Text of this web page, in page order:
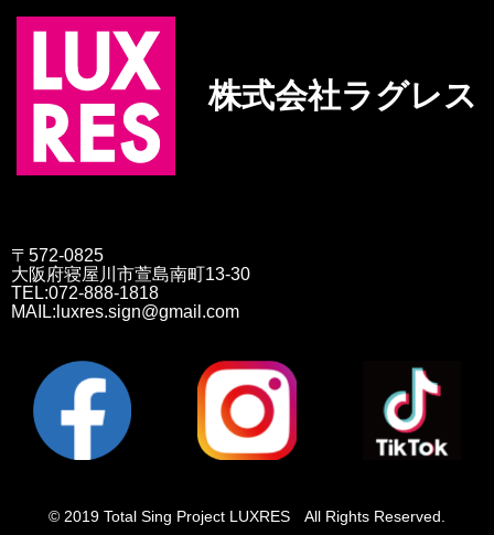
株式会社ラグレス
〒572-0825
大阪府寝屋川市萱島南町13-30
TEL:072-888-1818
MAIL:luxres.sign@gmail.com
© 2019 Total Sing Project LUXRES All Rights Reserved.